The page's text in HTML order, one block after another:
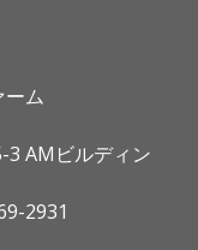
ム
AMビルディン
2931